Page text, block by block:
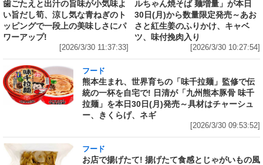
歯ごたえと出汁の旨味が小気味よ
い旨だし筍、涼し気な青ねぎのト
ッピングで一段上の美味しさにパ
ワーアップ!
[2026/3/30 11:37:33]
ルちゃん焼そば 麺増量」が本日
30日(月)から数量限定発売～あお
さと紅生姜のふりかけ、キャベ
ツ、味付挽肉入り
[2026/3/30 10:27:54]
フード
熊本生まれ、世界育ちの「味千拉麺」監修で伝
統の一杯を自宅で! 日清が「九州熊本豚骨 味千
拉麺」を本日30日(月)発売～具材はチャーシュ
ー、きくらげ、ネギ
[2026/3/30 09:53:52]
フード
お店で揚げたて! 揚げたて食感とじゃがいもの風